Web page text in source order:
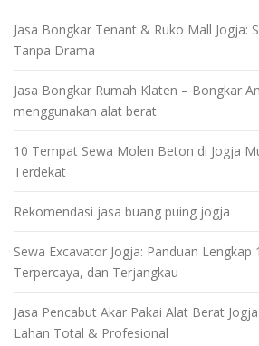
Jasa Bongkar Tenant & Ruko Mall Jogja:
Tanpa Drama
Jasa Bongkar Rumah Klaten – Bongkar
menggunakan alat berat
10 Tempat Sewa Molen Beton di Jogja
Terdekat
Rekomendasi jasa buang puing jogja
Sewa Excavator Jogja: Panduan
Terpercaya, dan Terjangkau
Jasa Pencabut Akar Pakai Alat Berat
Lahan Total & Profesional